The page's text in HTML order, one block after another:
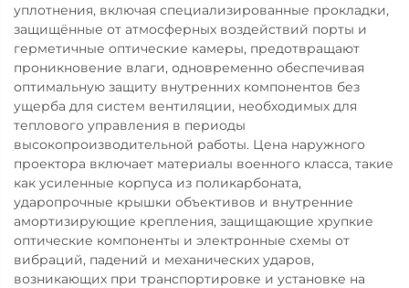
уплотнения, включая специализированные прокладки,
защищённые от атмосферных воздействий порты и
герметичные оптические камеры, предотвращают
проникновение влаги, одновременно обеспечивая
оптимальную защиту внутренних компонентов без
ущерба для систем вентиляции, необходимых для
теплового управления в периоды
высокопроизводительной работы. Цена наружного
проектора включает материалы военного класса, такие
как усиленные корпуса из поликарбоната,
ударопрочные крышки объективов и внутренние
амортизирующие крепления, защищающие хрупкие
оптические компоненты и электронные схемы от
вибраций, падений и механических ударов,
возникающих при транспортировке и установке на